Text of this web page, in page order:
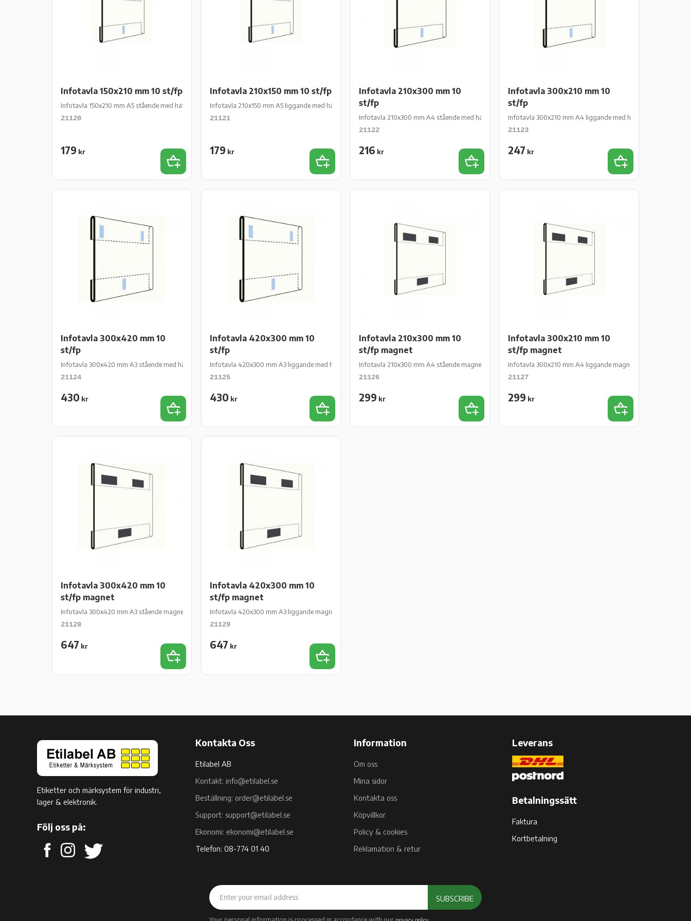
Infotavla 150x210 mm 10 st/fp
Infotavla 150x210 mm A5 stående med häftkuddar 10 st/fp
21120
179 kr
Add to favorites
Infotavla 210x150 mm 10 st/fp
Infotavla 210x150 mm A5 liggande med häftkuddar 10 st/fp
21121
179 kr
Add to favorites
Infotavla 210x300 mm 10
st/fp
Infotavla 210x300 mm A4 stående med häftkuddar 10 st/fp
21122
216 kr
Add to favorites
Infotavla 300x210 mm 10
st/fp
Infotavla 300x210 mm A4 liggande med häftkuddar 10 st/fp
21123
247 kr
Add to favorites
Infotavla 300x420 mm 10
st/fp
Infotavla 300x420 mm A3 stående med häftkuddar 10 st/fp
21124
430 kr
Add to favorites
Infotavla 420x300 mm 10
st/fp
Infotavla 420x300 mm A3 liggande med häftkuddar 10 st/fp
21125
430 kr
Add to favorites
Infotavla 210x300 mm 10
st/fp magnet
Infotavla 210x300 mm A4 stående magnet 10 st/fp
21126
299 kr
Add to favorites
Infotavla 300x210 mm 10
st/fp magnet
Infotavla 300x210 mm A4 liggande magnet 10 st/fp
21127
299 kr
Add to favorites
Infotavla 300x420 mm 10
st/fp magnet
Infotavla 300x420 mm A3 stående magnet 10 st/fp
21128
647 kr
Add to favorites
Infotavla 420x300 mm 10
st/fp magnet
Infotavla 420x300 mm A3 liggande magnet 10 st/fp
21129
647 kr
Add to favorites
Etiketter och märksystem för industri,
lager & elektronik.
Följ oss på:
Kontakta Oss
Etilabel AB
Kontakt: info@etilabel.se
Beställning: order@etilabel.se
Support: support@etilabel.se
Ekonomi: ekonomi@etilabel.se
Telefon: 08-774 01 40
Information
Om oss
Mina sidor
Kontakta oss
Köpvillkor
Policy & cookies
Reklamation & retur
Leverans
Betalningssätt
Faktura
Kortbetalning
SUBSCRIBE
privacy policy